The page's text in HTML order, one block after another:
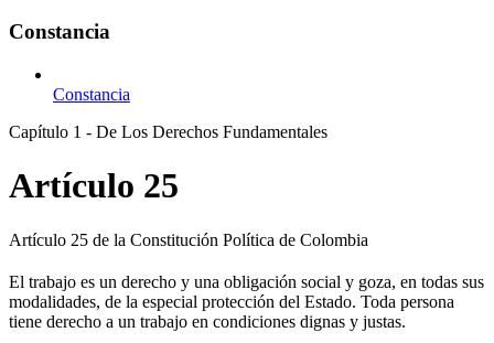
Constancia
Constancia
Capítulo 1 - De Los Derechos Fundamentales
Artículo 25
Artículo 25 de la Constitución Política de Colombia
El trabajo es un derecho y una obligación social y goza, en todas sus
modalidades, de la especial protección del Estado. Toda persona
tiene derecho a un trabajo en condiciones dignas y justas.